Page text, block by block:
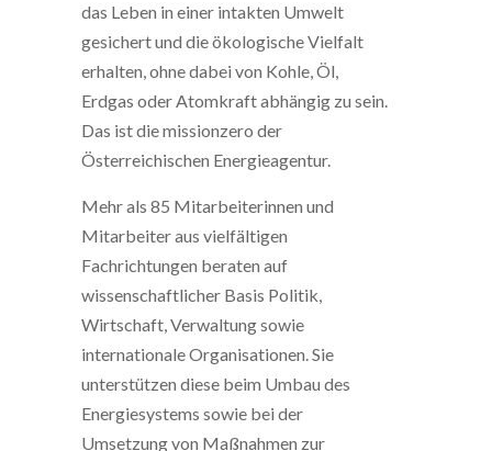
das Leben in einer intakten Umwelt
gesichert und die ökologische Vielfalt
erhalten, ohne dabei von Kohle, Öl,
Erdgas oder Atomkraft abhängig zu sein.
Das ist die missionzero der
Österreichischen Energieagentur.
Mehr als 85 Mitarbeiterinnen und
Mitarbeiter aus vielfältigen
Fachrichtungen beraten auf
wissenschaftlicher Basis Politik,
Wirtschaft, Verwaltung sowie
internationale Organisationen. Sie
unterstützen diese beim Umbau des
Energiesystems sowie bei der
Umsetzung von Maßnahmen zur